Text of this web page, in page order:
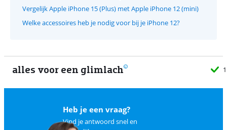
Vergelijk Apple iPhone 15 (Plus) met Apple iPhone 12 (mini)
Welke accessoires heb je nodig voor bij je iPhone 12?
alles voor een glimlach
Heb je een vraag?
Vind je antwoord snel en